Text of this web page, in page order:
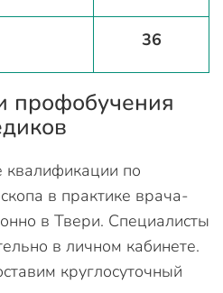
36
профобучения
по
в практике врача-
в Твери. Специалисты
в личном кабинете.
круглосуточный